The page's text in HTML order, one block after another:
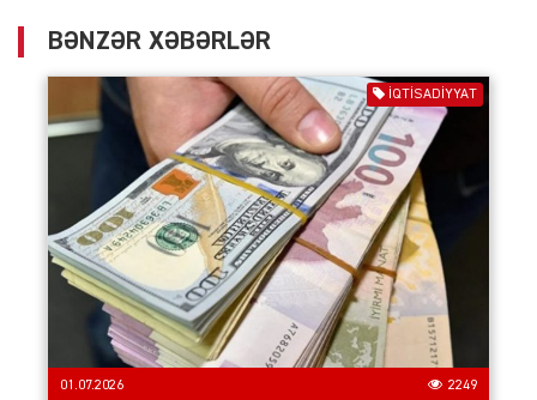
BƏNZƏR XƏBƏRLƏR
İQTISADIYYAT
01.07.2026 2249